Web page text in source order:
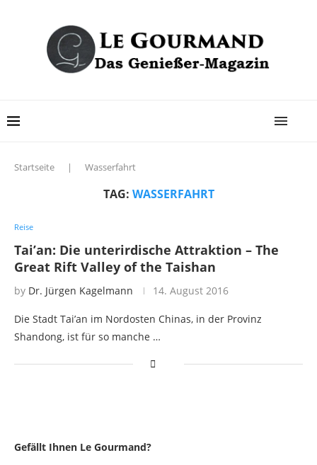
Startseite | Wasserfahrt
TAG: WASSERFAHRT
Reise
Tai’an: Die unterirdische Attraktion – The
Great Rift Valley of the Taishan
by Dr. Jürgen Kagelmann 14. August 2016
Die Stadt Tai’an im Nordosten Chinas, in der Provinz
Shandong, ist für so manche …
Gefällt Ihnen Le Gourmand?